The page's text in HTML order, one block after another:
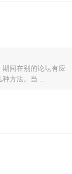
期间在别的论坛有应
方法。当 ...